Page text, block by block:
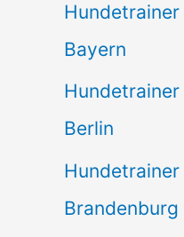
Bayern
Berlin
Brandenburg